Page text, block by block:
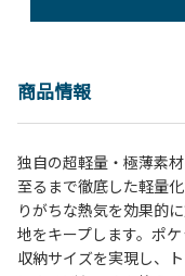
商品情報
独自の超軽量・極薄素
至るまで徹底した軽量
りがちな熱気を効果的
地をキープします。ポ
収納サイズを実現し、